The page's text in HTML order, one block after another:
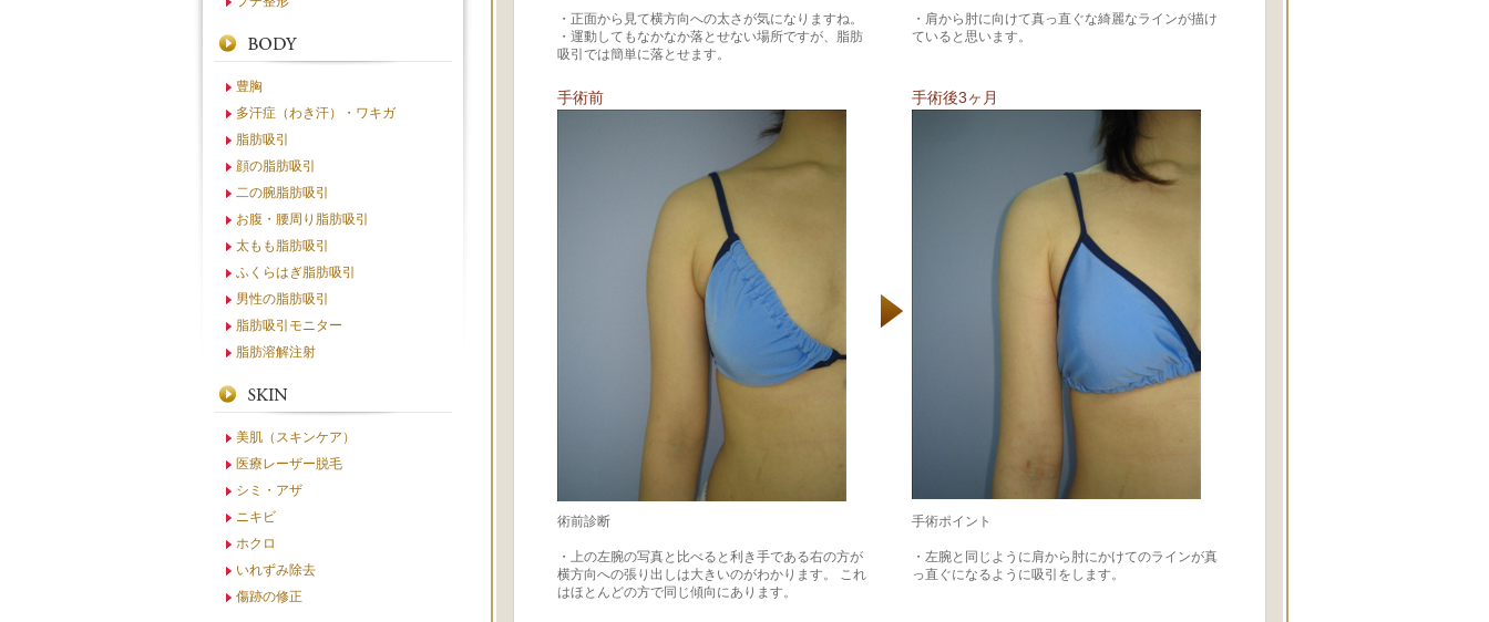
・正面から見て横方向への太さが気になりますね。
・運動してもなかなか落とせない場所ですが、脂肪
吸引では簡単に落とせます。
・肩から肘に向けて真っ直ぐな綺麗なラインが描け
ていると思います。
手術前 手術後3ヶ月
術前診断
・上の左腕の写真と比べると利き手である右の方が
横方向への張り出しは大きいのがわかります。 これ
はほとんどの方で同じ傾向にあります。
手術ポイント
・左腕と同じように肩から肘にかけてのラインが真
っ直ぐになるように吸引をします。
豊胸
多汗症（わき汗）・ワキガ
脂肪吸引
顔の脂肪吸引
二の腕脂肪吸引
お腹・腰周り脂肪吸引
太もも脂肪吸引
ふくらはぎ脂肪吸引
男性の脂肪吸引
脂肪吸引モニター
脂肪溶解注射
美肌（スキンケア）
医療レーザー脱毛
シミ・アザ
ニキビ
ホクロ
いれずみ除去
傷跡の修正